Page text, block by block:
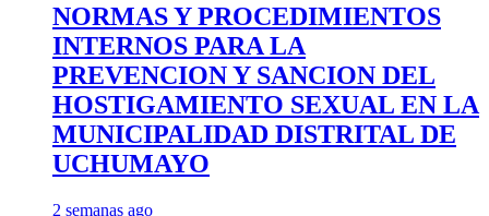
NORMAS Y PROCEDIMIENTOS
INTERNOS PARA LA
PREVENCION Y SANCION DEL
HOSTIGAMIENTO SEXUAL EN LA
MUNICIPALIDAD DISTRITAL DE
UCHUMAYO
2 semanas ago